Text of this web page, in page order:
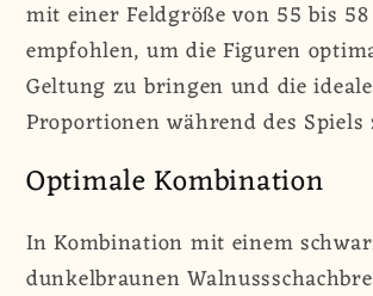
mit einer Feldgröße von 55 bis
empfohlen, um die Figuren
Geltung zu bringen und die
Proportionen während des
Optimale Kombination
In Kombination mit einem
dunkelbraunen